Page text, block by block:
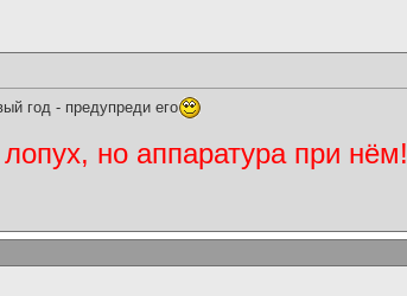
год - предупреди его
но аппаратура при нём!